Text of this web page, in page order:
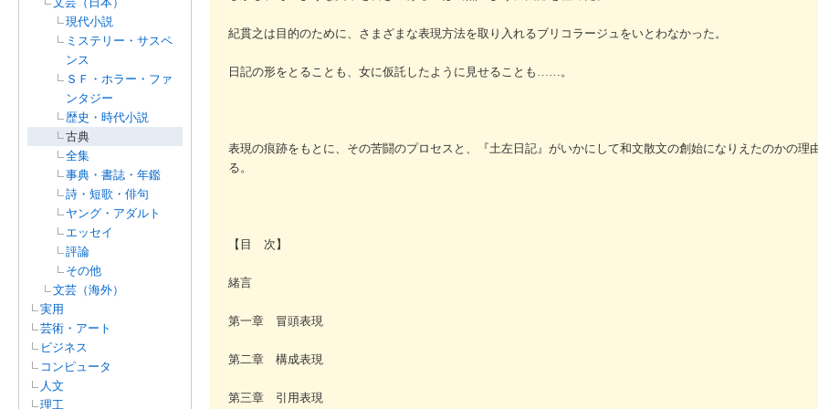
現代小説
ミステリー・サスペ
ンス
ＳＦ・ホラー・ファ
ンタジー
歴史・時代小説
古典
全集
事典・書誌・年鑑
詩・短歌・俳句
ヤング・アダルト
エッセイ
評論
その他
文芸（海外）
実用
芸術・アート
ビジネス
コンピュータ
人文
理工
紀貫之は目的のために、さまざまな表現方法を取り入れるブリコラージュをいとわなかった。
日記の形をとることも、女に仮託したように見せることも……。
表現の痕跡をもとに、その苦闘のプロセスと、『土左日記』がいかにして和文散文の創始になりえたのかの理
る。
【目 次】
緒言
第一章 冒頭表現
第二章 構成表現
第三章 引用表現